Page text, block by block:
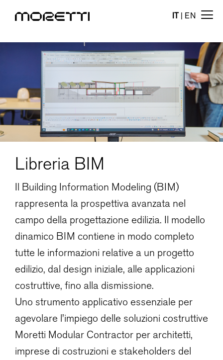
EN
Libreria BIM
Il Building Information Modeling (BIM)
rappresenta la prospettiva avanzata nel
campo della progettazione edilizia. Il modello
dinamico BIM contiene in modo completo
tutte le informazioni relative a un progetto
edilizio, dal design iniziale, alle applicazioni
costruttive, fino alla dismissione.
Uno strumento applicativo essenziale per
agevolare l’impiego delle soluzioni costruttive
Moretti Modular Contractor per architetti,
imprese di costruzioni e stakeholders del